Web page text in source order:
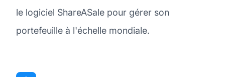
le logiciel ShareASale pour gérer son
portefeuille à l'échelle mondiale.